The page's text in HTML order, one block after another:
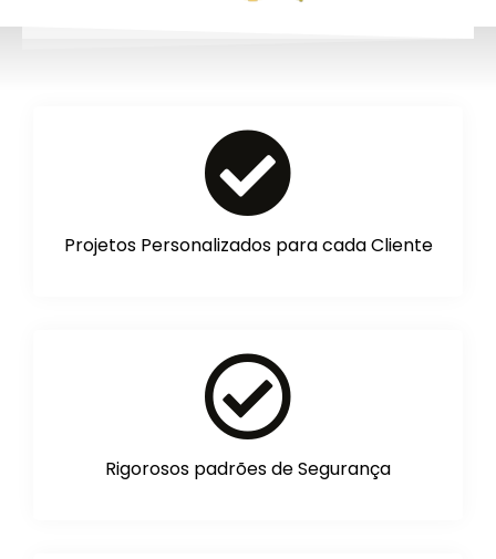
Projetos Personalizados para cada Cliente
Rigorosos padrões de Segurança